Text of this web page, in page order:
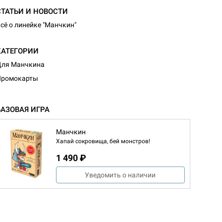
И НОВОСТИ
о линейке "Манчкин"
Манчкина
ИГРА
Манчкин
Хапай сокровища, бей монстров!
1 490 ₽
Уведомить о наличии